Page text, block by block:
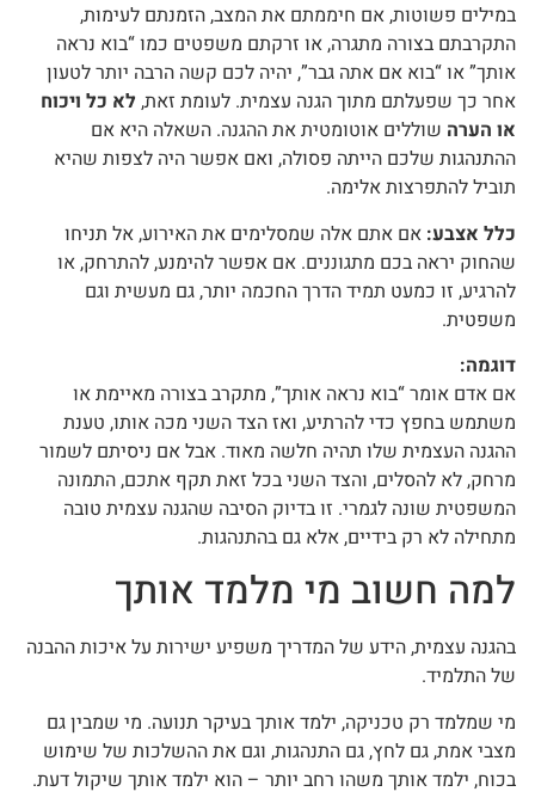
במילים פשוטות, אם חיממתם את המצב, הזמנתם לעימות,
התקרבתם בצורה מתגרה, או זרקתם משפטים כמו “בוא נראה
אותך” או “בוא אם אתה גבר”, יהיה לכם קשה הרבה יותר לטעון
אחר כך שפעלתם מתוך הגנה עצמית. לעומת זאת, לא כל ויכוח
או הערה שוללים אוטומטית את ההגנה. השאלה היא אם
ההתנהגות שלכם הייתה פסולה, ואם אפשר היה לצפות שהיא
תוביל להתפרצות אלימה.
כלל אצבע: אם אתם אלה שמסלימים את האירוע, אל תניחו
שהחוק יראה בכם מתגוננים. אם אפשר להימנע, להתרחק, או
להרגיע, זו כמעט תמיד הדרך החכמה יותר, גם מעשית וגם
משפטית.
דוגמה:
אם אדם אומר “בוא נראה אותך”, מתקרב בצורה מאיימת או
משתמש בחפץ כדי להרתיע, ואז הצד השני מכה אותו, טענת
ההגנה העצמית שלו תהיה חלשה מאוד. אבל אם ניסיתם לשמור
מרחק, לא להסלים, והצד השני בכל זאת תקף אתכם, התמונה
המשפטית שונה לגמרי. זו בדיוק הסיבה שהגנה עצמית טובה
מתחילה לא רק בידיים, אלא גם בהתנהגות.
למה חשוב מי מלמד אותך
בהגנה עצמית, הידע של המדריך משפיע ישירות על איכות ההבנה
של התלמיד.
מי שמלמד רק טכניקה, ילמד אותך בעיקר תנועה. מי שמבין גם
מצבי אמת, גם לחץ, גם התנהגות, וגם את ההשלכות של שימוש
בכוח, ילמד אותך משהו רחב יותר – הוא ילמד אותך שיקול דעת.